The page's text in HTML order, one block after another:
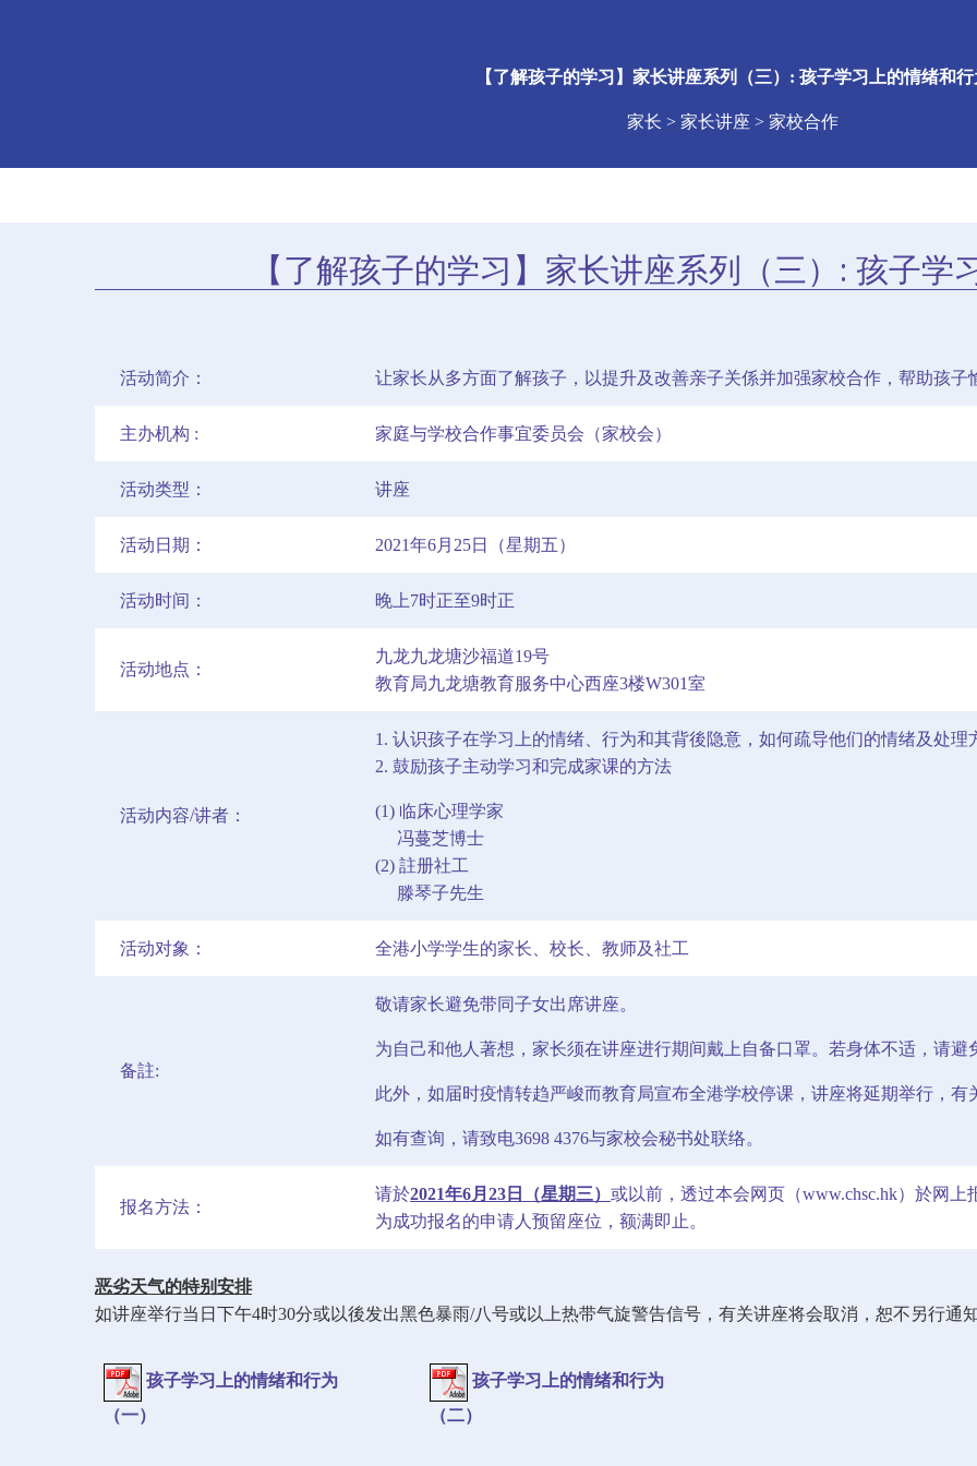
【了解孩子的学习】家长讲座系列（三）: 孩子学习上的情绪和行
家长 > 家长讲座 > 家校合作
【了解孩子的学习】家长讲座系列（三）: 孩子学
活动简介： 让家长从多方面了解孩子，以提升及改善亲子关係并加强家校合作，帮助孩子
主办机构 : 家庭与学校合作事宜委员会（家校会）
活动类型： 讲座
活动日期： 2021年6月25日（星期五）
活动时间： 晚上7时正至9时正
活动地点：
九龙九龙塘沙福道19号
教育局九龙塘教育服务中心西座3楼W301室
活动内容/讲者：
1. 认识孩子在学习上的情绪、行为和其背後隐意，如何疏导他们的情绪及处理
2. 鼓励孩子主动学习和完成家课的方法
(1) 临床心理学家
冯蔓芝博士
(2) 註册社工
滕琴子先生
活动对象： 全港小学学生的家长、校长、教师及社工
备註:
敬请家长避免带同子女出席讲座。
为自己和他人著想，家长须在讲座进行期间戴上自备口罩。若身体不适，请避
此外，如届时疫情转趋严峻而教育局宣布全港学校停课，讲座将延期举行，
如有查询，请致电3698 4376与家校会秘书处联络。
报名方法：
请於2021年6月23日（星期三） 或以前，透过本会网页（www.chsc.hk）於网
为成功报名的申请人预留座位，额满即止。
恶劣天气的特别安排
如讲座举行当日下午4时30分或以後发出黑色暴雨/八号或以上热带气旋警告信号，有关讲座将会取消，恕不另行通
孩子学习上的情绪和行为
（一）
孩子学习上的情绪和行为
（二）